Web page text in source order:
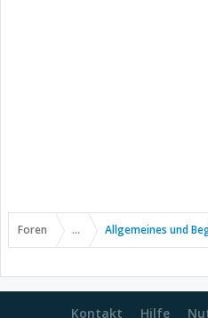
Foren ... Allgemeines und
Kontakt Hilfe